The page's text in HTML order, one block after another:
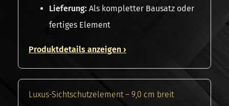
Lieferung: Als kompletter Bausatz oder
fertiges Element
Produktdetails anzeigen ›
Luxus-Sichtschutzelement – 9,0 cm breit